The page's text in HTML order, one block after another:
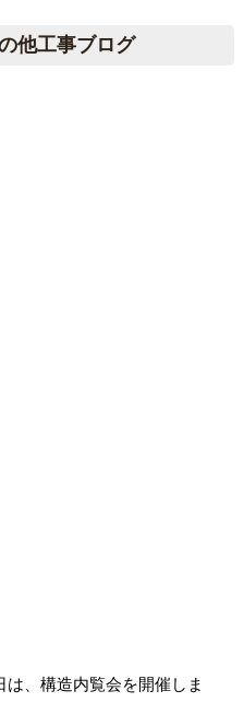
他工事ブログ
は、構造内覧会を開催しま